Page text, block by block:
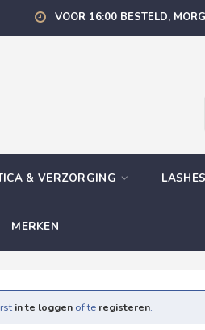
VOOR 16:00 BESTELD,
& VERZORGING
MERKEN
in te loggen of te registeren.